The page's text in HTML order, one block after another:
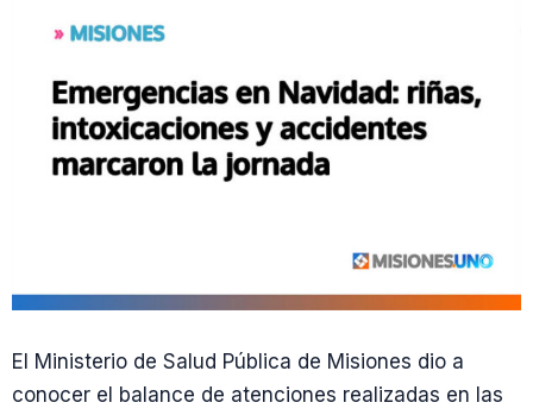
El Ministerio de Salud Pública de Misiones dio a
conocer el balance de atenciones realizadas en las